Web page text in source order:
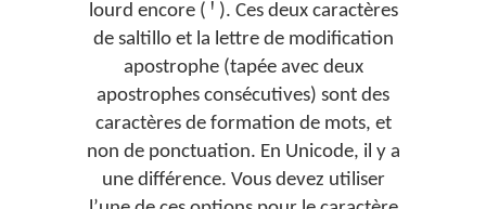
lourd encore ( Ꞌ ). Ces deux caractères
de saltillo et la lettre de modification
apostrophe (tapée avec deux
apostrophes consécutives) sont des
caractères de formation de mots, et
non de ponctuation. En Unicode, il y a
une différence. Vous devez utiliser